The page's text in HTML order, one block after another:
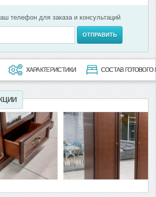
телефон для заказа и консультаций
ОТПРАВИТЬ
ХАРАКТЕРИСТИКИ СОСТАВ ГОТОВОГО